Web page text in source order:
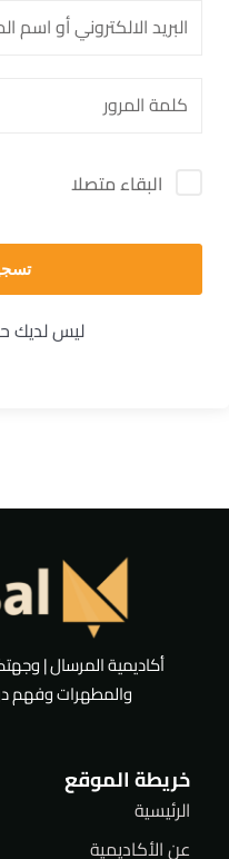
البقاء متصلا
ليس لديك
أكاديمية المرسال |
والمطهرات وفهم
خريطة الموقع
الرئيسية
عن الأكاديمية